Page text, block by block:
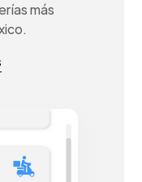
más